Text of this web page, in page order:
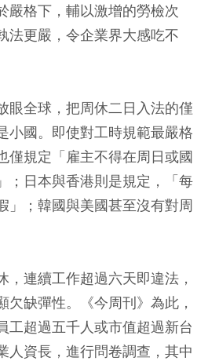
嚴格下，輔以激增的勞檢次
法更嚴，令企業界大感吃不
眼全球，把周休二日入法的僅
小國。即使對工時規範最嚴格
僅規定「雇主不得在周日或國
；日本與香港則是規定，「每
」；韓國與美國甚至沒有對周
，連續工作超過六天即違法，
欠缺彈性。《今周刊》為此，
工超過五千人或市值超過新台
人資長，進行問卷調查，其中